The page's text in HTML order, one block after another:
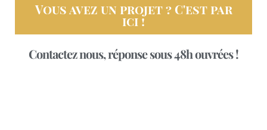
Vous avez un projet ? C'est par
ici !
Contactez nous, réponse sous 48h ouvrées !